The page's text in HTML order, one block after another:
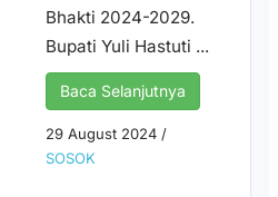
Bhakti 2024-2029.
Bupati Yuli Hastuti ...
Baca Selanjutnya
29 August 2024 /
SOSOK